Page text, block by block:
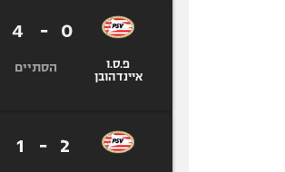
פ.ס.ו
איינדהובן
0
-
4
הסתיים
2
-
1